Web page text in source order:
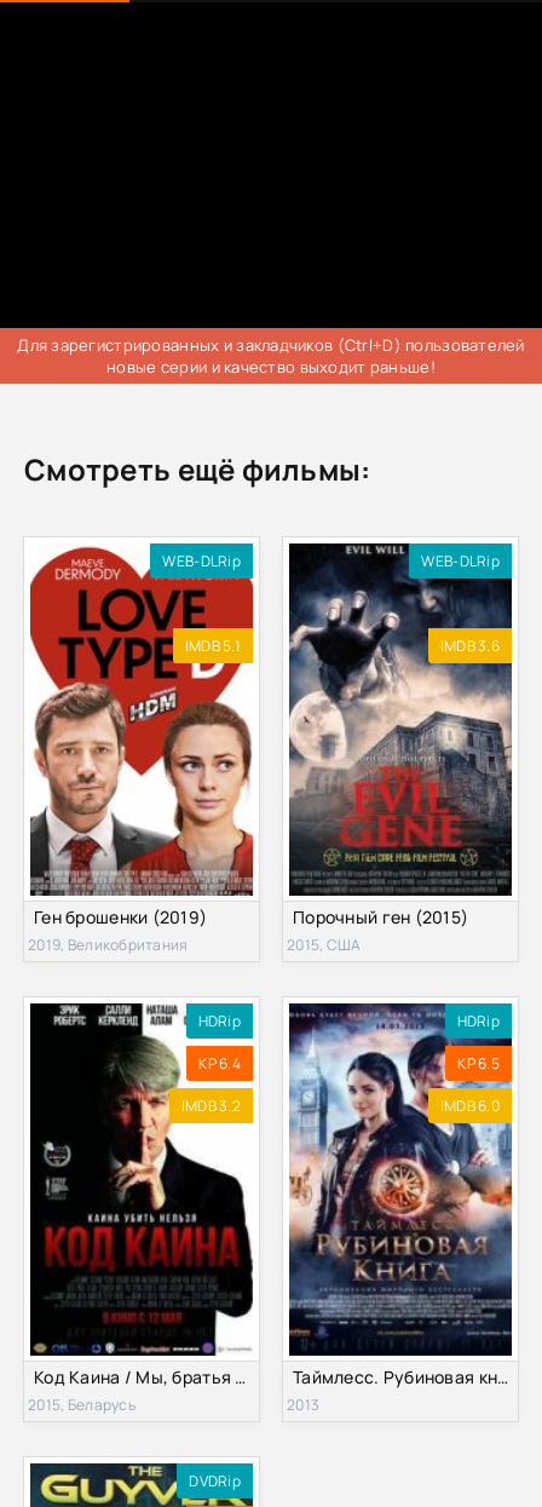
Для зарегистрированных и закладчиков (Ctrl+D) пользователей
новые серии и качество выходит раньше!
Смотреть ещё фильмы:
WEB-DLRip
IMDB 5.1
Ген брошенки (2019)
2019, Великобритания
WEB-DLRip
IMDB 3.6
Порочный ген (2015)
2015, США
HDRip
KP 6.4
IMDB 3.2
Код Каина / Мы, братья (2015)
2015, Беларусь
HDRip
KP 6.5
IMDB 6.0
Таймлесс. Рубиновая книга (2013)
2013
DVDRip